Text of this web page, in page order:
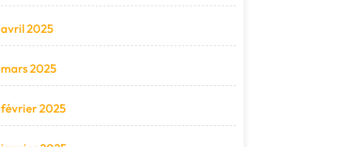
avril 2025
mars 2025
février 2025